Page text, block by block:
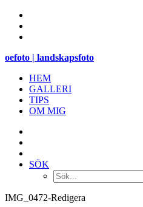
oefoto | landskapsfoto
HEM
GALLERI
TIPS
OM MIG
SÖK
IMG_0472-Redigera